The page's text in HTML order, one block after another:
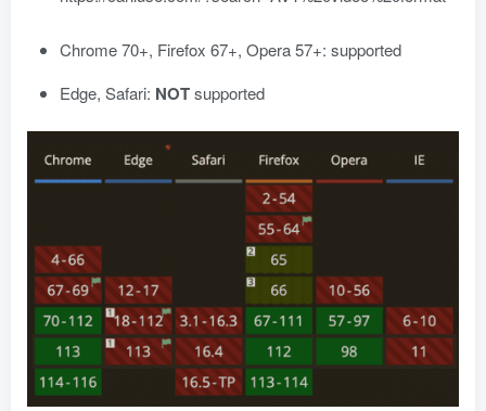
Chrome 70+, Firefox 67+, Opera 57+: supported
Edge, Safari: NOTsupported